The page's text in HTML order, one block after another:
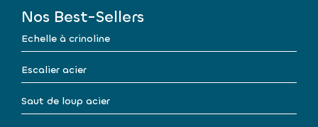
Nos Best-Sellers
Echelle à crinoline
Escalier acier
Saut de loup acier